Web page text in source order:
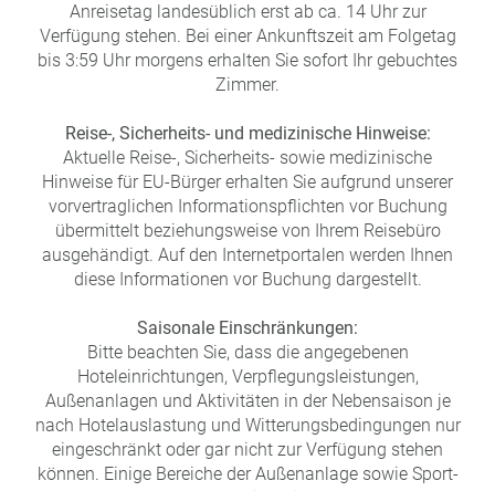
Anreisetag landesüblich erst ab ca. 14 Uhr zur
Verfügung stehen. Bei einer Ankunftszeit am Folgetag
bis 3:59 Uhr morgens erhalten Sie sofort Ihr gebuchtes
Zimmer.
Reise-, Sicherheits- und medizinische Hinweise:
Aktuelle Reise-, Sicherheits- sowie medizinische
Hinweise für EU-Bürger erhalten Sie aufgrund unserer
vorvertraglichen Informationspflichten vor Buchung
übermittelt beziehungsweise von Ihrem Reisebüro
ausgehändigt. Auf den Internetportalen werden Ihnen
diese Informationen vor Buchung dargestellt.
Saisonale Einschränkungen:
Bitte beachten Sie, dass die angegebenen
Hoteleinrichtungen, Verpflegungsleistungen,
Außenanlagen und Aktivitäten in der Nebensaison je
nach Hotelauslastung und Witterungsbedingungen nur
eingeschränkt oder gar nicht zur Verfügung stehen
können. Einige Bereiche der Außenanlage sowie Sport-